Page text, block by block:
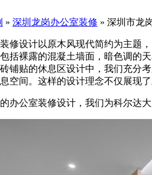
» 深圳龙岗办公室装修 » 深圳市龙
修设计以原木风现代简约为主题
括裸露的混凝土墙面，暗色调的
铺贴的休息区设计中，我们充分
空间。这样的设计理念不仅展现
办公室装修设计，我们为科尔达